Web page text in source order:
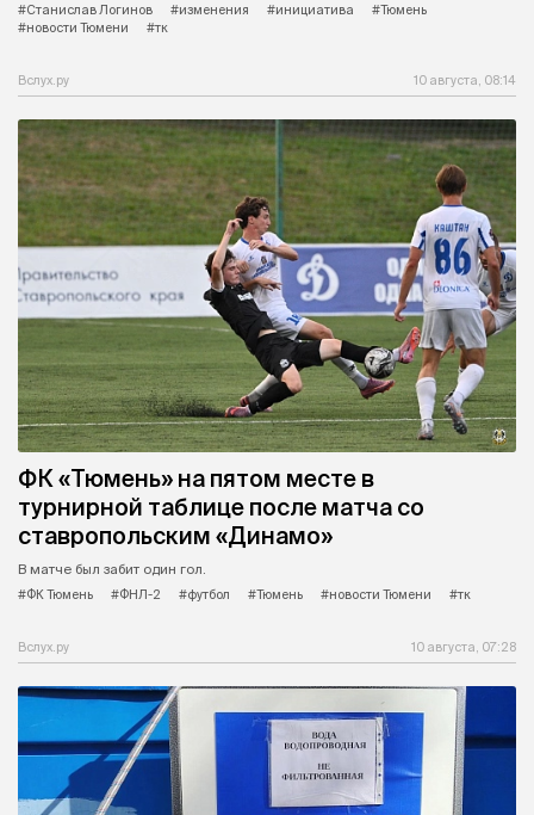
#Станислав Логинов
#изменения #инициатива
#Тюмень
#новости Тюмени
#тк
Вслух.ру 10 августа, 08:14
ФК «Тюмень» на пятом месте в
турнирной таблице после матча со
ставропольским «Динамо»
В матче был забит один гол.
#ФК Тюмень
#ФНЛ-2 #футбол #Тюмень #новости Тюмени #тк
Вслух.ру 10 августа, 07:28